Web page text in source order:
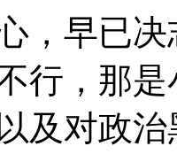
，早已
行，那
及对政